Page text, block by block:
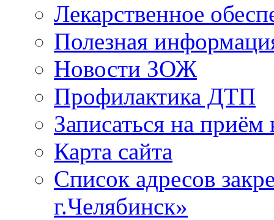
Лекарственное
Полезная
Новости ЗОЖ
Профилактика ДТП
Записаться на приём
Карта сайта
Список адресов
г.Челябинск»